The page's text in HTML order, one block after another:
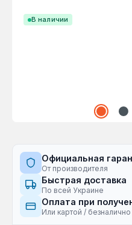
В наличии
Официальная
От производителя
Быстрая доставка
По всей Украине
Оплата при
Или картой / безналично